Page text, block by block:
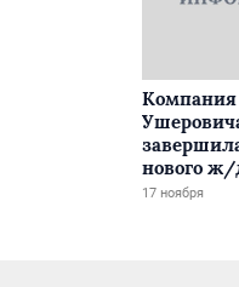
Компания
нового ж/
Забайкалье
17 ноября